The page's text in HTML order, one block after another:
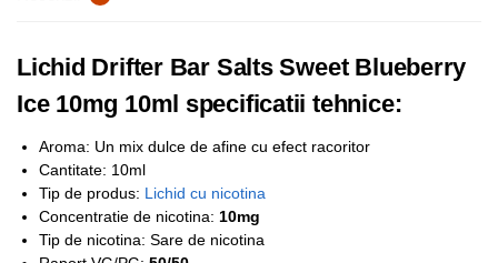
Lichid Drifter Bar Salts Sweet Blueberry
Ice 10mg 10ml specificatii tehnice:
Aroma: Un mix dulce de afine cu efect racoritor
Cantitate: 10ml
Tip de produs: Lichid cu nicotina
Concentratie de nicotina: 10mg
Tip de nicotina: Sare de nicotina